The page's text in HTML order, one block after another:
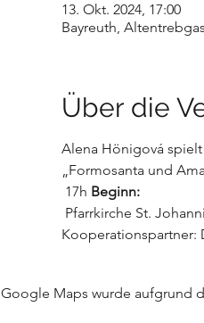
13. Okt. 2024, 17:00
Bayreuth,
Über die
Alena Hönigová
„Formosanta und
17h Beginn:
Pfarrkirche St.
Kooperationspartner:
Google Maps wurde aufgrund